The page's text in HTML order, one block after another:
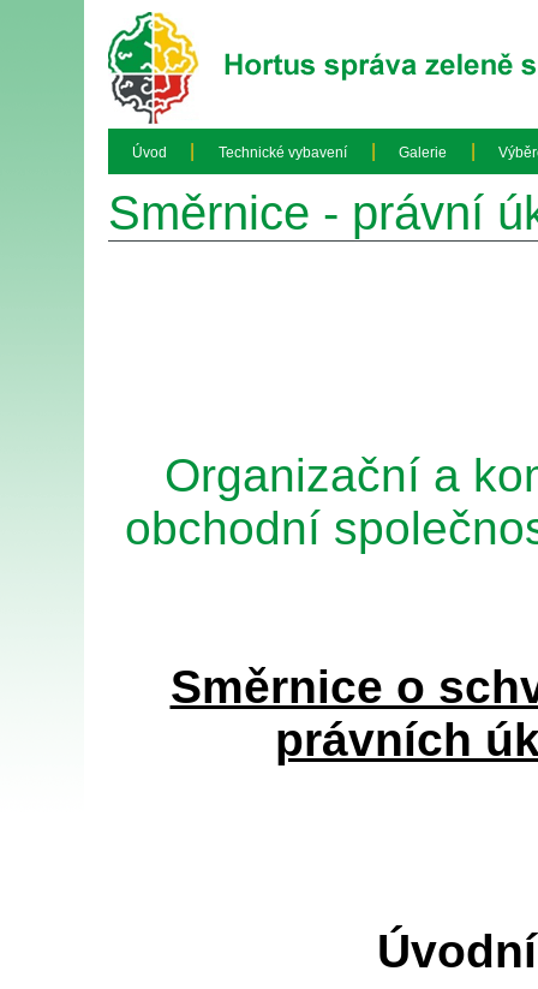
Úvod Technické vybavení Galerie
Směrnice - právní
Organizační a
obchodní
Směrnice o
právních